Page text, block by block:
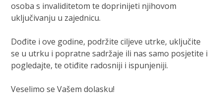
osoba s invaliditetom te doprinijeti njihovom
uključivanju u zajednicu.
Dođite i ove godine, podržite ciljeve utrke, uključite
se u utrku i popratne sadržaje ili nas samo posjetite i
pogledajte, te otiđite radosniji i ispunjeniji.
Veselimo se Vašem dolasku!